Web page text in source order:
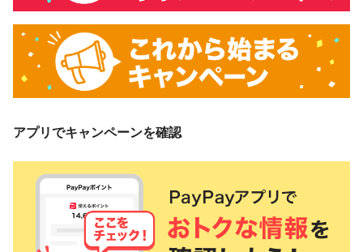
PayPay残高
付与上限
3,000円相当／回
5,000円相当／期間
対象の支払方法
本キャンペーンの対象のお支払方法は、PayPay残高で、その
アプリでキャンペーンを確認